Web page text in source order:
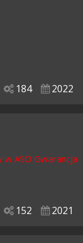
184 2022
ASO Gwarancja
152 2021